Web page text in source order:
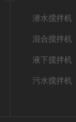
潜水搅拌机
混合搅拌机
液下搅拌机
污水搅拌机